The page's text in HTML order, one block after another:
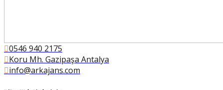
0546 940 2175
Koru Mh. Gazipaşa Antalya
info@arkajans.com